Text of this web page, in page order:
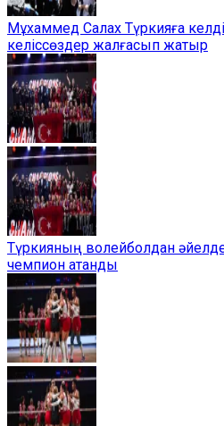
Мұхаммед Салах Түркияға
келіссөздер жалғасып жатыр
Түркияның волейболдан
чемпион атанды